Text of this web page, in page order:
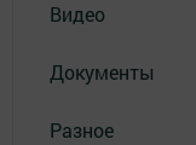
Видео
Документы
Разное